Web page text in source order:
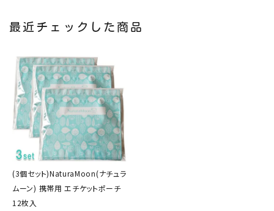
最近チェックした商品
(3個セット)NaturaMoon(ナチュラ
ムーン) 携帯用 エチケットポーチ
12枚入